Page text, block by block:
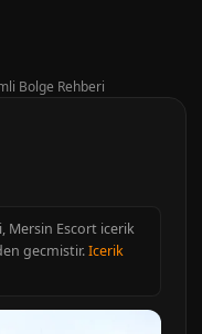
Bolge Rehberi
Mersin Escort icerik
gecmistir.Icerik